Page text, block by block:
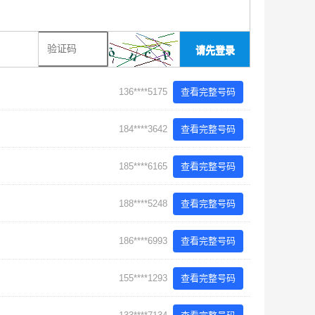
请先登录
136****5175 查看完整号码
184****3642 查看完整号码
185****6165 查看完整号码
188****5248 查看完整号码
186****6993 查看完整号码
155****1293 查看完整号码